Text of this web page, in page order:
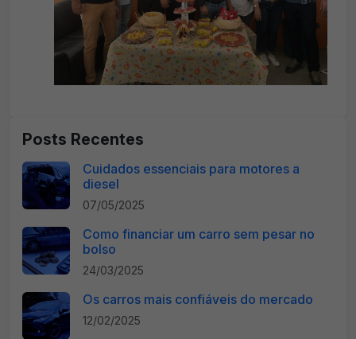
Posts Recentes
Cuidados essenciais para motores a
diesel
07/05/2025
Como financiar um carro sem pesar no
bolso
24/03/2025
Os carros mais confiáveis do mercado
12/02/2025